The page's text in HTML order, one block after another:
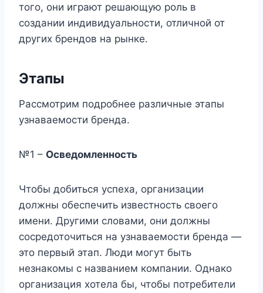
того, они играют решающую роль в
создании индивидуальности, отличной от
других брендов на рынке.
Этапы
Рассмотрим подробнее различные этапы
узнаваемости бренда.
№1 – Осведомленность
Чтобы добиться успеха, организации
должны обеспечить известность своего
имени. Другими словами, они должны
сосредоточиться на узнаваемости бренда —
это первый этап. Люди могут быть
незнакомы с названием компании. Однако
организация хотела бы, чтобы потребители